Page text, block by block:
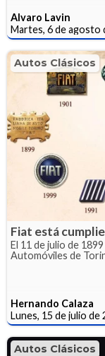
Alvaro Lavin
Martes, 6 de agosto
Autos Clásicos
Fiat está
El 11 de julio de
Automóviles de
Hernando Calaza
Lunes, 15 de julio de
Autos Clásicos